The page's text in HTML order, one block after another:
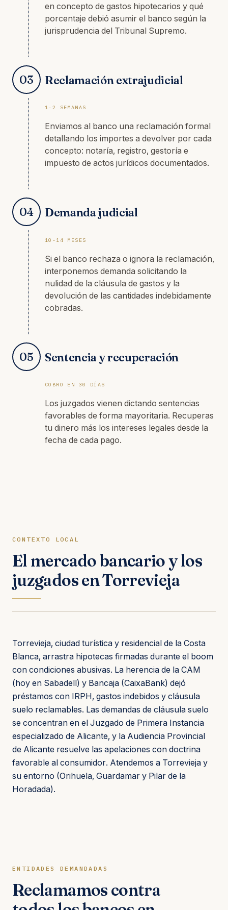
en concepto de gastos hipotecarios y qué
porcentaje debió asumir el banco según la
jurisprudencia del Tribunal Supremo.
03 Reclamación extrajudicial
1-2 SEMANAS
Enviamos al banco una reclamación formal
detallando los importes a devolver por cada
concepto: notaría, registro, gestoría e
impuesto de actos jurídicos documentados.
04 Demanda judicial
10-14 MESES
Si el banco rechaza o ignora la reclamación,
interponemos demanda solicitando la
nulidad de la cláusula de gastos y la
devolución de las cantidades indebidamente
cobradas.
05 Sentencia y recuperación
COBRO EN 30 DÍAS
Los juzgados vienen dictando sentencias
favorables de forma mayoritaria. Recuperas
tu dinero más los intereses legales desde la
fecha de cada pago.
CONTEXTO LOCAL
El mercado bancario y los
juzgados en Torrevieja
Torrevieja, ciudad turística y residencial de la Costa
Blanca, arrastra hipotecas firmadas durante el boom
con condiciones abusivas. La herencia de la CAM
(hoy en Sabadell) y Bancaja (CaixaBank) dejó
préstamos con IRPH, gastos indebidos y cláusula
suelo reclamables. Las demandas de cláusula suelo
se concentran en el Juzgado de Primera Instancia
especializado de Alicante, y la Audiencia Provincial
de Alicante resuelve las apelaciones con doctrina
favorable al consumidor. Atendemos a Torrevieja y
su entorno (Orihuela, Guardamar y Pilar de la
Horadada).
ENTIDADES DEMANDADAS
Reclamamos contra